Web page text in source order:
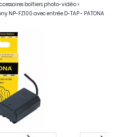
boîtiers photo-vidéo>
NP-FZ100 avec entrée D-TAP - PATONA